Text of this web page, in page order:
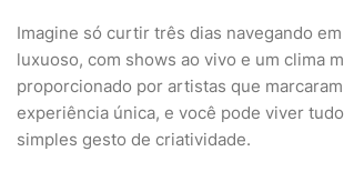
Imagine só curtir três dias navegando
luxuoso, com shows ao vivo e um clima
proporcionado por artistas que
experiência única, e você pode viver
simples gesto de criatividade.